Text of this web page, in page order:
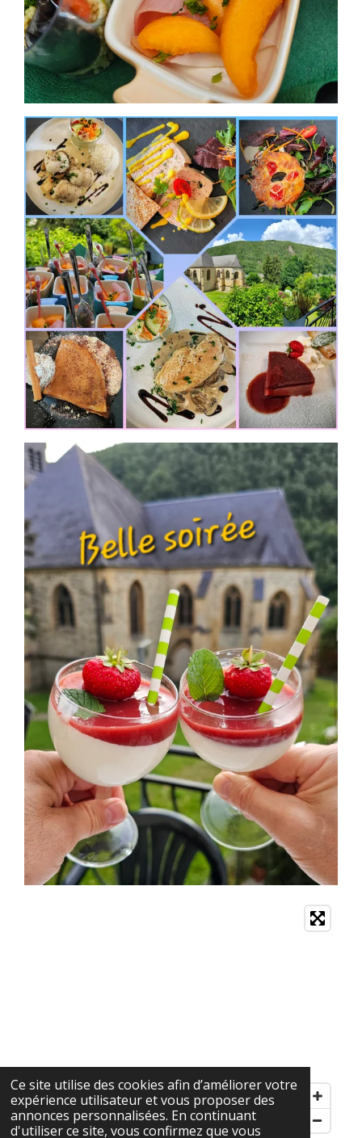
Ce site utilise des cookies afin d’améliorer votre
expérience utilisateur et vous proposer des
annonces personnalisées. En continuant
d'utiliser ce site, vous confirmez que vous